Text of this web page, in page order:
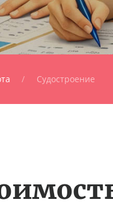
Судостроение